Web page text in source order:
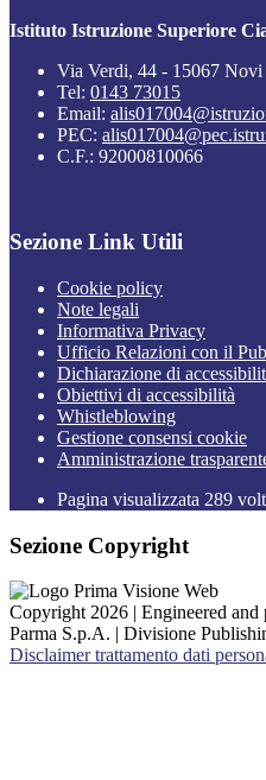
Istituto Istruzione Superiore
Via Verdi, 44 - 15067
Tel: 0143 73015
Email:
PEC:
C.F.: 92000810066
Sezione Link Utili
Cookie policy
Note legali
Informativa Privacy
Ufficio Relazioni con il
Dichiarazione di
Obiettivi di accessibilità
Whistleblowing
Gestione consensi cookie
Amministrazione
Pagina visualizzata 289
Sezione Copyright
Copyright 2026 | Engineered
Parma S.p.A. | Divisione
Disclaimer trattamento dati